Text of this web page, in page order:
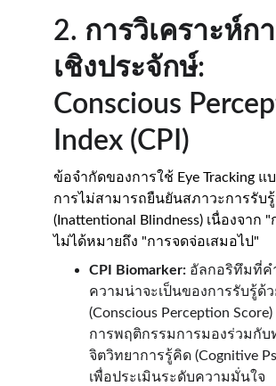
2. การวิเคราะห์ก
เชิงประจักษ์:
Conscious
Index (CPI)
ข้อจำกัดของการใช้ Eye Tracking แ
การไม่สามารถยืนยันสภาวะการรับรู้
(Inattentional Blindness) เนื่องจาก
ไม่ได้หมายถึง "การจดจ่อเสมอไป"
CPI Biomarker: อัลกอริทึมที่
ความน่าจะเป็นของการรับรู้ด้
(Conscious Perception
การพฤติกรรมการมองร่วมกับ
จิตวิทยาการรู้คิด (Cognitive
เพื่อประเมินระดับความมั่นใจ